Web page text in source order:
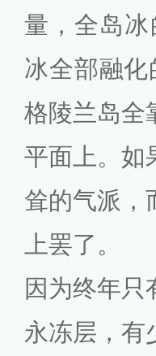
量，全岛
冰全部融
格陵兰岛全
平面上。如
耸的气派，
上罢了。
因为终年只
永冻层，有